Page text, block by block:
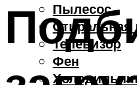
Пылесос
Телевизор
Фен